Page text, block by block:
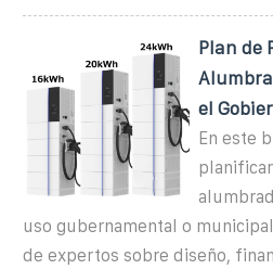
Plan de
el
En este
uso gubernamental o
de expertos sobre diseño,